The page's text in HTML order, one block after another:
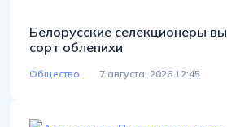
Белорусские селекционеры
сорт облепихи
Общество 7 августа, 2026 12:45